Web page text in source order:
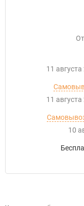
От
11 августа
11 августа
10